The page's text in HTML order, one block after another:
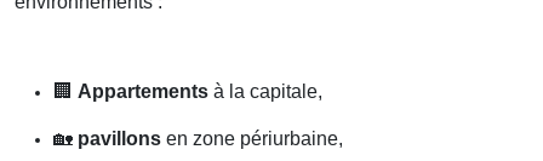
🏢 Appartements à la capitale,
🏡 pavillons en zone périurbaine,